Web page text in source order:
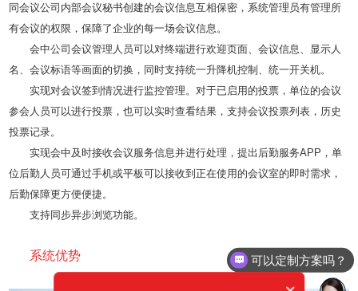
同会议公司内部会议秘书创建的会议信息互相保密，系统管理员有管理所
有会议的权限，保障了企业的每一场会议信息。
会中公司会议管理人员可以对终端进行欢迎页面、会议信息、显示人
名、会议标语等画面的切换，同时支持统一升降机控制、统一开关机。
实现对会议签到情况进行监控管理。对于已启用的投票，单位的会议
参会人员可以进行投票，也可以实时查看结果，支持会议投票列表，历史
投票记录。
实现会中及时接收会议服务信息并进行处理，提出后勤服务APP，单
位后勤人员可通过手机或平板可以接收到正在使用的会议室的即时需求，
后勤保障更方便便捷。
支持同步异步浏览功能。
系统优势 可以定制方案吗？